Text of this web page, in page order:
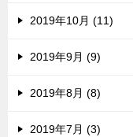
2019年10月 (11)
2019年9月 (9)
2019年8月 (8)
2019年7月 (3)